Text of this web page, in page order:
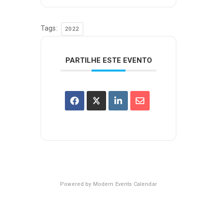
Tags: 2022
PARTILHE ESTE EVENTO
Powered by Modern Events Calendar